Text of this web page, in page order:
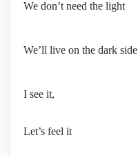
We don’t need the light
We’ll live on the dark side
I see it,
Let’s feel it